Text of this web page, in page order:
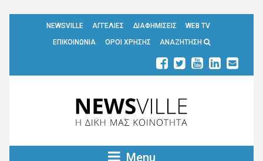
NEWSVILLE ΑΓΓΕΛΙΕΣ ΔΙΑΦΗΜΙΣΕΙΣ
WEB TV
ΕΠΙΚΟΙΝΩΝΙΑ
ΟΡΟΙ ΧΡΗΣΗΣ ΑΝΑΖΗΤΗΣΗ
Menu